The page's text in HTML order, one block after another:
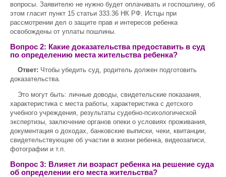
вопросы. Заявителю не нужно будет оплачивать и госпошлину, об
этом гласит пункт 15 статьи 333.36 НК РФ. Истцы при
рассмотрении дел о защите прав и интересов ребенка
освобождены от уплаты пошлины.
Вопрос 2: Какие доказательства предоставить в суд
по определению места жительства ребенка?
Ответ: Чтобы убедить суд, родитель должен подготовить
доказательства.
Это могут быть: личные доводы, свидетельские показания,
характеристика с места работы, характеристика с детского
учебного учреждения, результаты судебно-психологической
экспертизы, заключение органов опеки о условиях проживания,
документация о доходах, банковские выписки, чеки, квитанции,
свидетельствующие об участии в жизни ребенка, видеозаписи,
фотографии и т.п.
Вопрос 3: Влияет ли возраст ребенка на решение суда
об определении его места жительства?